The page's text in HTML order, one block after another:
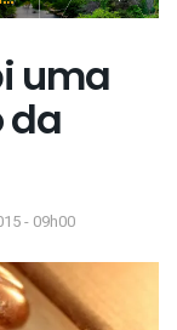
uma
da
- 09h00